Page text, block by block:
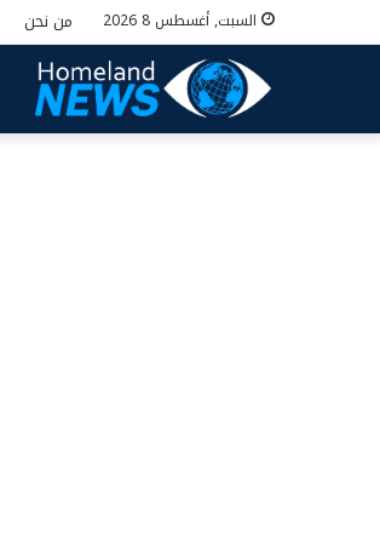
السبت, أغسطس 8 2026 من نحن